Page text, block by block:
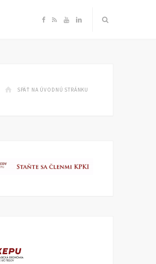
F
e
o
R Y
T
e
L
k
I
SPÄŤ NA ÚVODNÚ STRÁNKU